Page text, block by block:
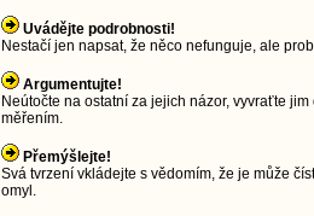
Uvádějte podrobnosti!
Nestačí jen napsat, že něco nefunguje, ale
Argumentujte!
Neútočte na ostatní za jejich názor, vyvraťte
měřením.
Přemýšlejte!
Svá tvrzení vkládejte s vědomím, že je může
omyl.